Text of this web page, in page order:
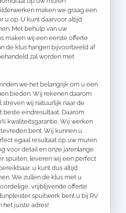
maken we graag een
u op. U kunt daarvoor altijd
Met behulp van uw
maken wij een eerste offerte
de klus hangen bijvoorbeeld af
zal worden met
we het belangrijk om u een
bieden. Wij rekenen daarom
wij natuurlijk naar de
beste eindresultaat. Daarom
kwaliteitsgarantie. Wij werken
bent. Wij kunnen u
egaal resultaat op uw muren
voor detail en onze jarenlange
spuiten, leveren wij een perfect
u kunt dus altijd
We zullen de klus met u
vrijblijvende offerte
spuitwerk bent u bij RV
het juiste adres!